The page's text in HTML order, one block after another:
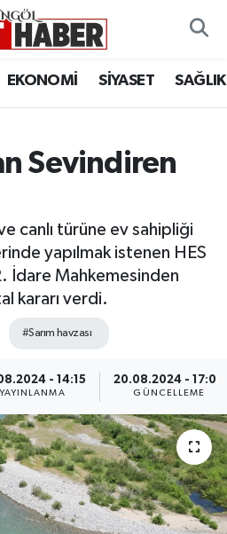
EKONOMİ SİYASET SAĞLIK
Sevindiren
canlı türüne ev sahipliği
yapılmak istenen HES
İdare Mahkemesinden
kararı verdi.
#Sarım havzası
- 14:15
YAYINLANMA
20.08.2024 - 17:09
GÜNCELLEME
Haritası
ve Fikstür